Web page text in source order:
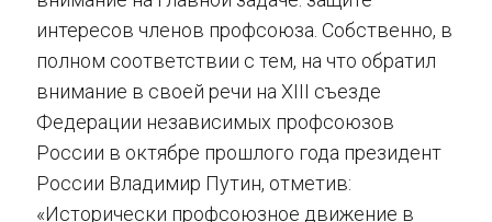
интересов членов профсоюза. Собственно, в
полном соответствии с тем, на что обратил
внимание в своей речи на XIII съезде
Федерации независимых профсоюзов
России в октябре прошлого года президент
России Владимир Путин, отметив:
«Исторически профсоюзное движение в